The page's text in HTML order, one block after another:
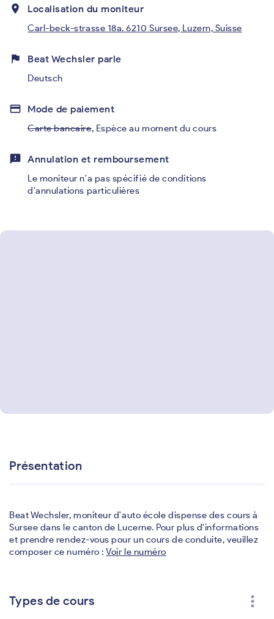
place Localisation du moniteur
Carl-beck-strasse 18a. 6210 Sursee, Luzern, Suisse
flag Beat Wechsler parle
Deutsch
credit_card Mode de paiement
Carte bancaire, Espèce au moment du cours
feedback Annulation et remboursement
Le moniteur n'a pas spécifié de conditions
d'annulations particulières
Présentation
Beat Wechsler, moniteur d'auto école dispense des cours à
Sursee dans le canton de Lucerne. Pour plus d'informations
et prendre rendez-vous pour un cours de conduite, veuillez
composer ce numéro :Voir le numéro
Types de cours more_vert